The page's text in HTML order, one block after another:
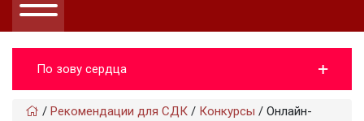
По зову сердца
/ Рекомендации для СДК / Конкурсы / Онлайн-